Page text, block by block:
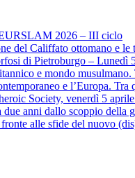
2026 – III ciclo
del Califfato ottomano e
di Pietroburgo – Lunedì
e mondo
e l’Europa.
Society, venerdì 5
due anni dallo scoppio della
alle sfide del nuovo